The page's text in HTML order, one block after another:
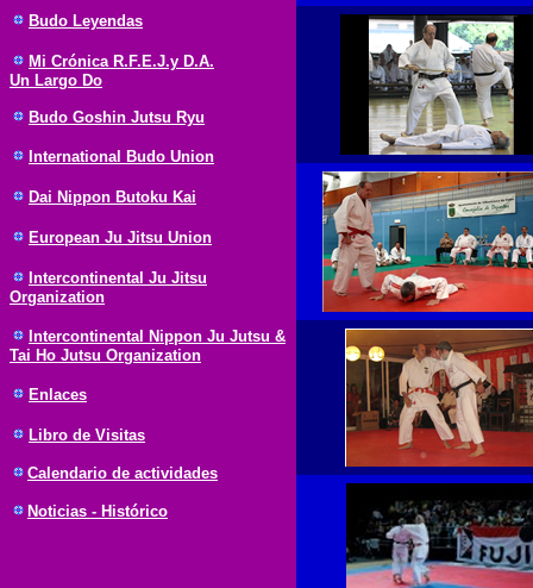
Budo Leyendas
Mi Crónica R.F.E.J.y D.A.
Un Largo Do
Budo Goshin Jutsu Ryu
International Budo Union
Dai Nippon Butoku Kai
European Ju Jitsu Union
Intercontinental Ju Jitsu
Organization
Intercontinental Nippon Ju Jutsu &
Tai Ho Jutsu Organization
Enlaces
Libro de Visitas
Calendario de actividades
Noticias - Histórico